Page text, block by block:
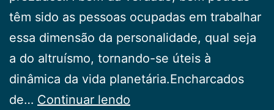
têm sido as pessoas ocupadas em trabalhar
essa dimensão da personalidade, qual seja
a do altruísmo, tornando-se úteis à
dinâmica da vida planetária.Encharcados
de… Continuar lendo